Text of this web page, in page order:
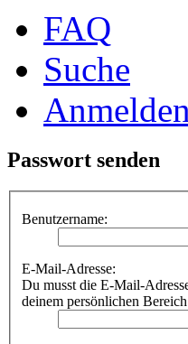
FAQ
Suche
Anmelden
Passwort senden
Benutzername:
E-Mail-Adresse:
Du musst die E-Mail-
deinem persönlichen